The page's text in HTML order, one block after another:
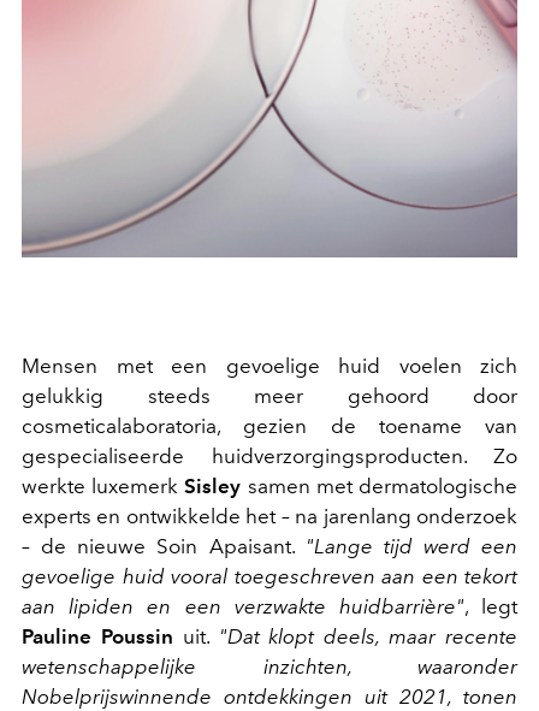
Mensen met een gevoelige huid voelen zich
gelukkig steeds meer gehoord door
cosmeticalaboratoria, gezien de toename van
gespecialiseerde huidverzorgingsproducten. Zo
werkte luxemerkSisley samen met dermatologische
experts en ontwikkelde het – na jarenlang onderzoek
– de nieuwe Soin Apaisant. "Lange tijd werd een
gevoelige huid vooral toegeschreven aan een tekort
aan lipiden en een verzwakte huidbarrière", legt
Pauline Poussin uit. "Dat klopt deels, maar recente
wetenschappelijke inzichten, waaronder
Nobelprijswinnende ontdekkingen uit 2021, tonen